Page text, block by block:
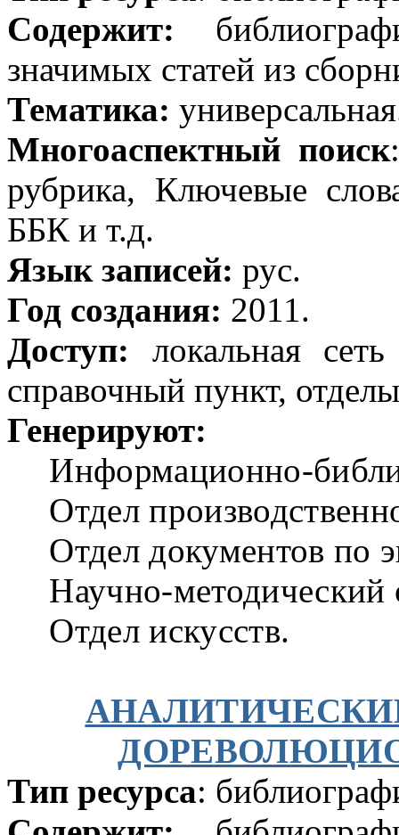
Содержит:
значимых статей из
Тематика:
Многоаспектный поиск
рубрика, Ключевые
ББК и т.д.
Язык записей: рус.
Год создания: 2011.
Доступ: локальная
справочный пункт,
Генерируют:
Информационно-
Отдел
Отдел документов по
Научно-методический
Отдел искусств.
Тип ресурса: